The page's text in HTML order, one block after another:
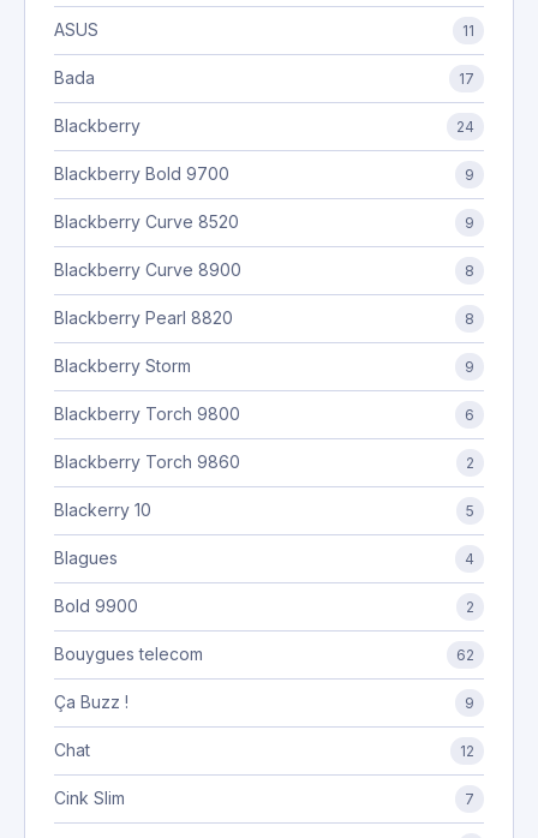
ASUS 11
Bada 17
Blackberry 24
Blackberry Bold 9700 9
Blackberry Curve 8520 9
Blackberry Curve 8900 8
Blackberry Pearl 8820 8
Blackberry Storm 9
Blackberry Torch 9800 6
Blackberry Torch 9860 2
Blackerry 10 5
Blagues 4
Bold 9900 2
Bouygues telecom 62
Ça Buzz ! 9
Chat 12
Cink Slim 7